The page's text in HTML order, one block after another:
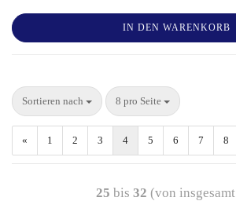
IN DEN WARENKORB
Sortieren nach 8 pro Seite
« 1 2 3 4 5 6 7 8
25 bis 32 (von insgesamt